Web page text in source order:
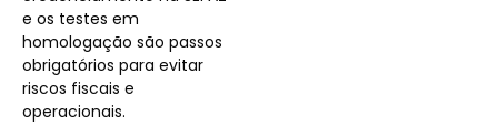
e os testes em
homologação são passos
obrigatórios para evitar
riscos fiscais e
operacionais.